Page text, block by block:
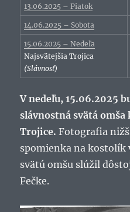
13.06.2025 – Piatok
14.06.2025 – Sobota
15.06.2025 – Nedeľa
Najsvätejšia Trojica
(Slávnosť)
V nedeľu, 15.06.2025
slávnostná svätá omša
Trojice. Fotografia
spomienka na kostolík
svätú omšu slúžil
Fečke.